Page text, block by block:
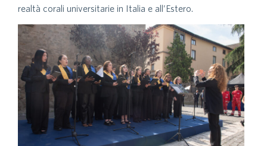
realtà corali universitarie in Italia e all’Estero.